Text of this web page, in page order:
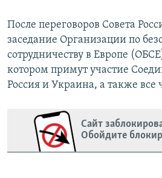
После переговоров Совета
заседание Организации по
сотрудничеству в Европе
котором примут участие
Россия и Украина, а также
Сайт
Обойдите